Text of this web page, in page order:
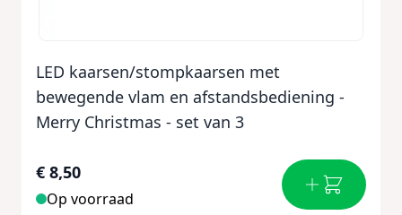
LED kaarsen/stompkaarsen met
bewegende vlam en afstandsbediening -
Merry Christmas - set van 3
€ 8,50
Op voorraad